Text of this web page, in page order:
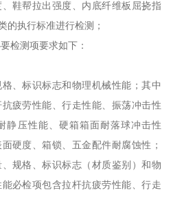
鞋帮拉出强度、内底纤维板屈挠指
的执行标准进行检测；
检测项要求如下：
、标识标志和物理机械性能；其中
疲劳性能、行走性能、振荡冲击性
静压性能、硬箱箱面耐落球冲击性
硬度、箱锁、五金配件耐腐蚀性；
规格、标识标志（材质鉴别）和物
必检项包含拉杆抗疲劳性能、行走